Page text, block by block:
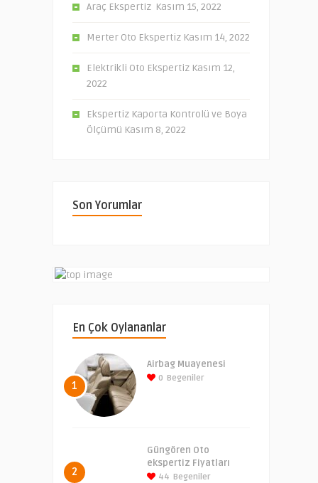
Araç Ekspertiz Kasım 15, 2022
Merter Oto Ekspertiz Kasım 14, 2022
Elektrikli Oto Ekspertiz Kasım 12,
2022
Ekspertiz Kaporta Kontrolü ve Boya
Ölçümü Kasım 8, 2022
Son Yorumlar
En Çok Oylananlar
1
Airbag Muayenesi
0 Begeniler
2
Güngören Oto
ekspertiz Fiyatları
44 Begeniler